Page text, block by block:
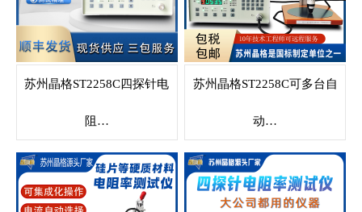
苏州晶格ST2258C四探针电
阻…
苏州晶格ST2258C可多台自
动…